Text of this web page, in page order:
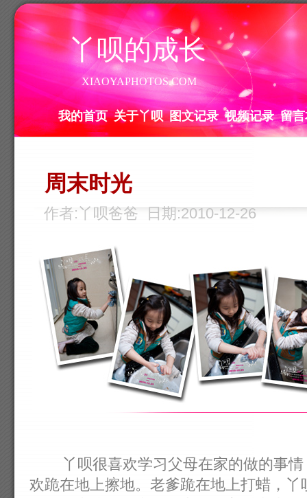
丫呗的成长
XIAOYAPHOTOS.COM
我的首页 关于丫呗 图文记录 视频记录 留
周末时光
作者:丫呗爸爸 日期:2010-12-26
丫呗很喜欢学习父母在家的做的事情
欢跪在地上擦地。老爹跪在地上打蜡，